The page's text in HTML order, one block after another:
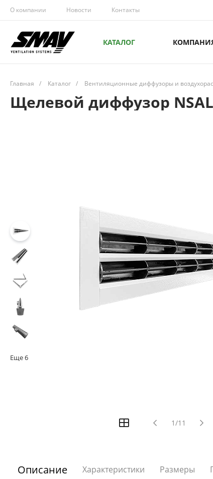
О компании Новости Контакты
КАТАЛОГ
Главная / Каталог / Вентиляционные диффузоры и
Щелевой диффузор
Еще6
1/11
Описание Характеристики Размеры